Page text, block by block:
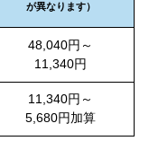
が異なります）
48,040円～
11,340円
11,340円～
5,680円加算